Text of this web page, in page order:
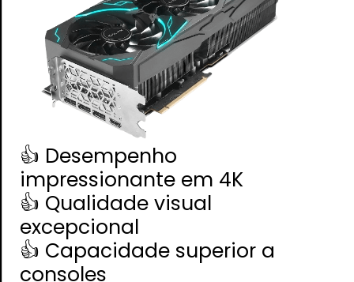
👍 Desempenho
impressionante em 4K
👍 Qualidade visual
excepcional
👍 Capacidade superior a
consoles